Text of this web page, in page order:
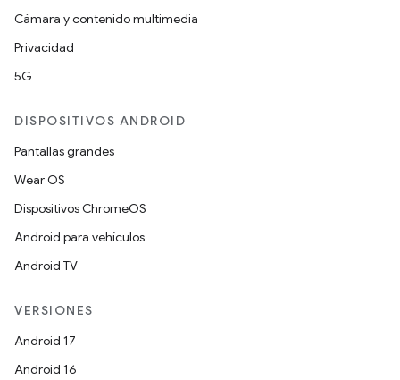
Cámara y contenido multimedia
Privacidad
5G
DISPOSITIVOS ANDROID
Pantallas grandes
Wear OS
Dispositivos ChromeOS
Android para vehículos
Android TV
VERSIONES
Android 17
Android 16